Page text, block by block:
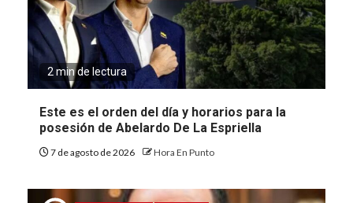
2 min de lectura
Este es el orden del día y horarios para la
posesión de Abelardo De La Espriella
7 de agosto de 2026 Hora En Punto